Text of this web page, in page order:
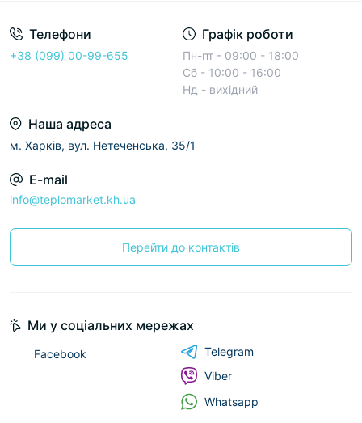
Телефони
+38 (099) 00-99-655
Графік роботи
Пн-пт - 09:00 - 18:00
Сб - 10:00 - 16:00
Нд - вихідний
Наша адреса
м. Харків, вул. Нетеченська, 35/1
E-mail
info@teplomarket.kh.ua
Перейти до контактів
Ми у соціальних мережах
Facebook
Telegram
Viber
Whatsapp